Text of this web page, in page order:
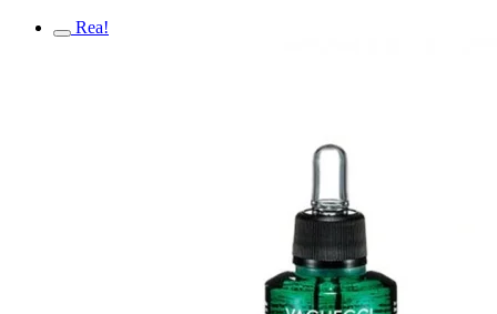
Rea!